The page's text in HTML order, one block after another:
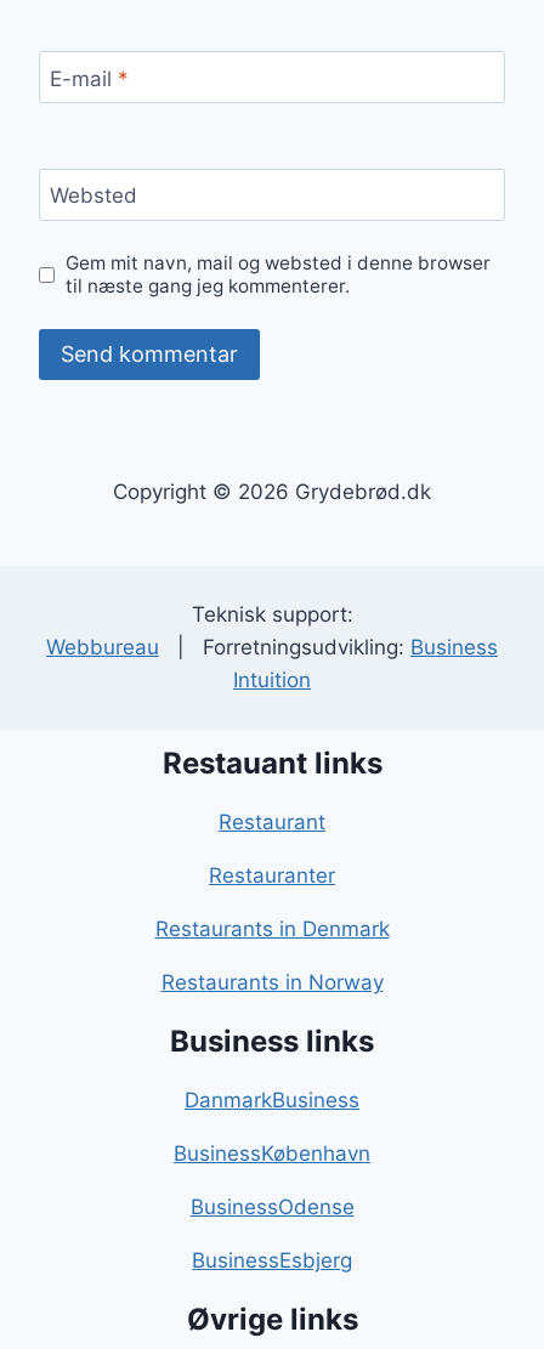
E-mail *
Websted
Gem mit navn, mail og websted i denne browser
til næste gang jeg kommenterer.
Copyright © 2026 Grydebrød.dk
Teknisk support:
Webbureau | Forretningsudvikling: Business
Intuition
Restauant links
Restaurant
Restauranter
Restaurants in Denmark
Restaurants in Norway
Business links
DanmarkBusiness
BusinessKøbenhavn
BusinessOdense
BusinessEsbjerg
Øvrige links